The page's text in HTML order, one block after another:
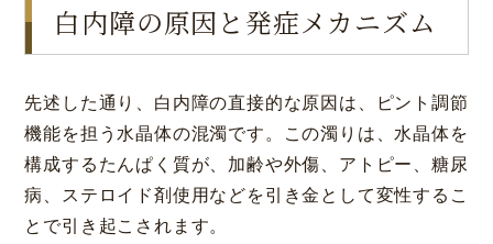
白内障の原因と発症メカニズム
先述した通り、白内障の直接的な原因は、ピント調節
機能を担う水晶体の混濁です。この濁りは、水晶体を
構成するたんぱく質が、加齢や外傷、アトピー、糖尿
病、ステロイド剤使用などを引き金として変性するこ
とで引き起こされます。